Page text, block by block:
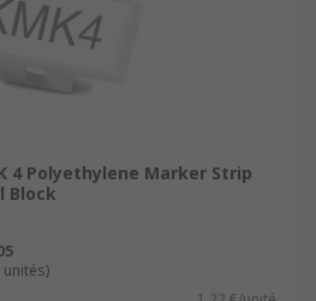
4 Polyethylene Marker Strip
Block